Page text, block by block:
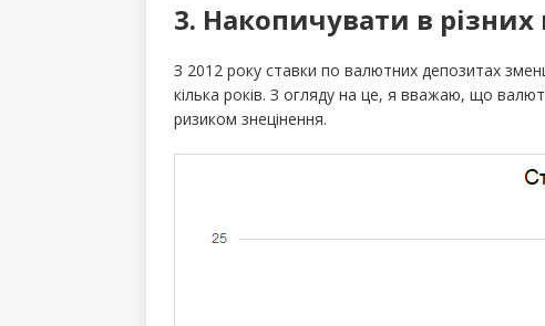
3. Накопичувати в
З 2012 року ставки по валютних депозитах
кілька років. З огляду на це, я вважаю, що
ризиком знецінення.